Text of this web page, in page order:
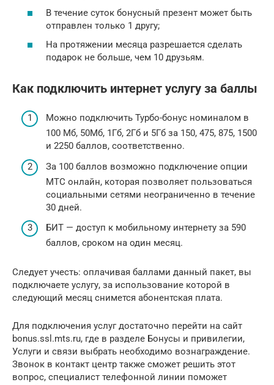
В течение суток бонусный презент может быть
отправлен только 1 другу;
На протяжении месяца разрешается сделать
подарок не больше, чем 10 друзьям.
Как подключить интернет услугу за баллы
Можно подключить Турбо-бонус номиналом в
100 Мб, 50Мб, 1Гб, 2Гб и 5Гб за 150, 475, 875, 1500
и 2250 баллов, соответственно.
За 100 баллов возможно подключение опции
МТС онлайн, которая позволяет пользоваться
социальными сетями неограниченно в течение
30 дней.
БИТ — доступ к мобильному интернету за 590
баллов, сроком на один месяц.
Следует учесть: оплачивая баллами данный пакет, вы
подключаете услугу, за использование которой в
следующий месяц снимется абонентская плата.
Для подключения услуг достаточно перейти на сайт
bonus.ssl.mts.ru, где в разделе Бонусы и привилегии,
Услуги и связи выбрать необходимо вознаграждение.
Звонок в контакт центр также сможет решить этот
вопрос, специалист телефонной линии поможет